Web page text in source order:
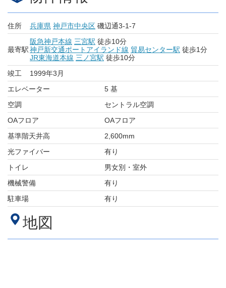
住所 兵庫県 神戸市中央区 磯辺通3-1-7
最寄駅
阪急神戸本線 三宮駅 徒歩10分
神戸新交通ポートアイランド線 貿易センター駅 徒歩1分
JR東海道本線 三ノ宮駅 徒歩10分
竣工
1999年3月
エレベーター
5 基
空調
セントラル空調
OAフロア
OAフロア
基準階天井高
2,600mm
光ファイバー
有り
トイレ
男女別・室外
機械警備
有り
駐車場
有り
地図